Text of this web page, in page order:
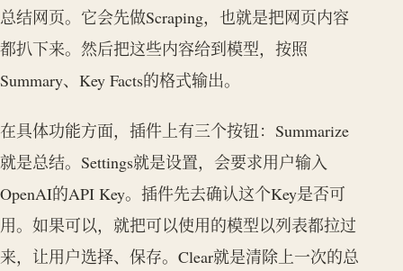
总结网页。它会先做Scraping，也就是把网页内容
都扒下来。然后把这些内容给到模型，按照
Summary、Key Facts的格式输出。
在具体功能方面，插件上有三个按钮：Summarize
就是总结。Settings就是设置，会要求用户输入
OpenAI的API Key。插件先去确认这个Key是否可
用。如果可以，就把可以使用的模型以列表都拉过
来，让用户选择、保存。Clear就是清除上一次的总